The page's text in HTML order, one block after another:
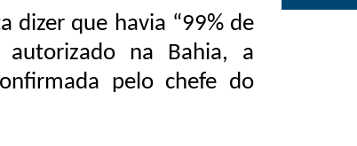
dizer que havia “99% de
autorizado na Bahia, a
pelo chefe do